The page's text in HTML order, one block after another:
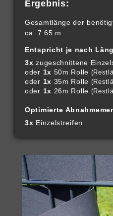
Ergebnis:
Gesamtlänge der
ca. 7.65 m
Entspricht je nach
3x zugeschnittene
oder 1x 50m Rolle
oder 1x 35m Rolle
oder 1x 26m Rolle
Optimierte
3x Einzelstreifen